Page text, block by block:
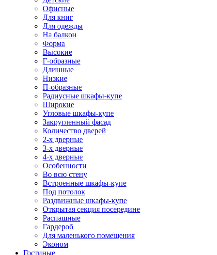
Офисные
Для книг
Для одежды
На балкон
Форма
Высокие
Г-образные
Длинные
Низкие
П-образные
Радиусные шкафы-купе
Широкие
Угловые шкафы-купе
Закругленный фасад
Количество дверей
2-х дверные
3-х дверные
4-х дверные
Особенности
Во всю стену
Встроенные шкафы-купе
Под потолок
Раздвижные шкафы-купе
Открытая секция посередине
Распашные
Гардероб
Для маленького помещения
Эконом
Гостиные